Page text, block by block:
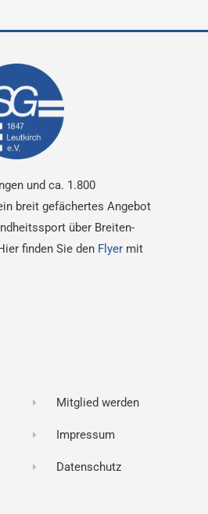
und ca. 1.800
breit gefächertes Angebot
über Breiten-
finden Sie den Flyer mit
Mitglied werden
Impressum
Datenschutz